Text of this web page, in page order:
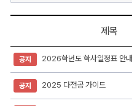
공
사
항
게
시
제목
공지 2026학년도 학사일정표 안내
공지 2025 다전공 가이드